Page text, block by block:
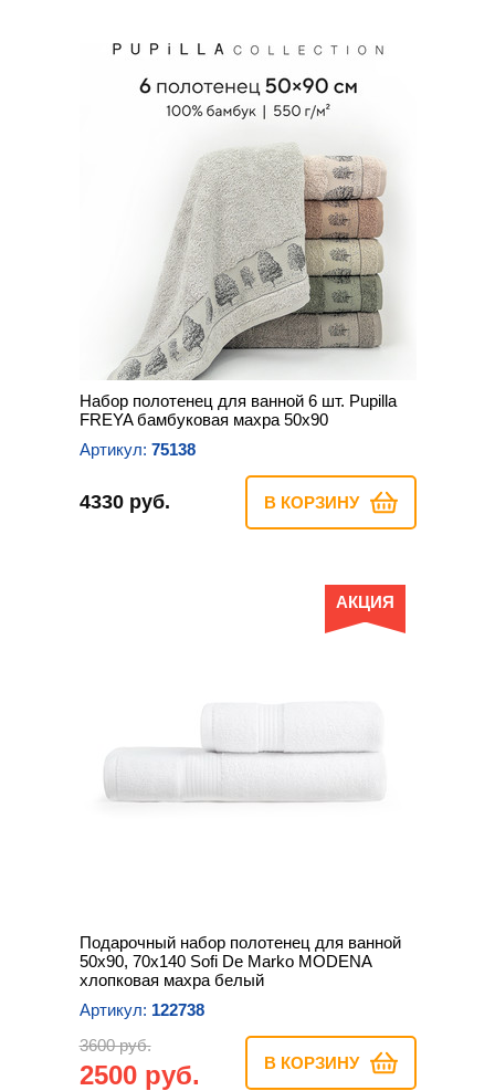
Набор полотенец для ванной 6 шт. Pupilla
FREYA бамбуковая махра 50х90
Артикул: 75138
4330 руб. В КОРЗИНУ
АКЦИЯ
Подарочный набор полотенец для ванной
50х90, 70х140 Sofi De Marko MODENA
хлопковая махра белый
Артикул: 122738
3600 руб.
2500 руб. В КОРЗИНУ